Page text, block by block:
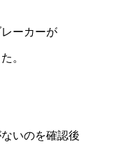
ーカーが
。
いのを確認後